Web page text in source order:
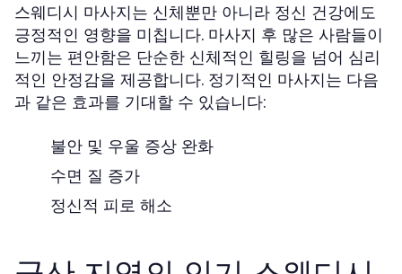
스웨디시 마사지는 신체뿐만 아니라 정신 건강에도
긍정적인 영향을 미칩니다. 마사지 후 많은 사람들이
느끼는 편안함은 단순한 신체적인 힐링을 넘어 심리
적인 안정감을 제공합니다. 정기적인 마사지는 다음
과 같은 효과를 기대할 수 있습니다:
불안 및 우울 증상 완화
수면 질 증가
정신적 피로 해소